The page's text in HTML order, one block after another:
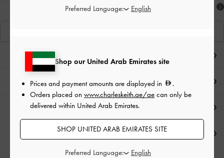
هل أعجبكَ ما رأيت؟
تفاصيل المنتج وتعليمات العناية
الشحن والإرجاع
Shop our United Arab Emirates site
Prices and payment amounts are displayed in
.
Orders placed on www.charleskeith.ae/ae can only be
delivered within United Arab Emirates.
SHOP UNITED ARAB EMIRATES SITE
Preferred Language:
Preferred Language: